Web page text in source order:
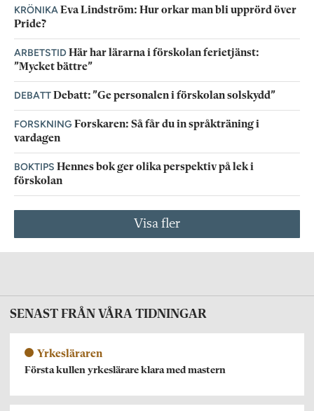
KRÖNIKA Eva Lindström: Hur orkar man bli upprörd över
Pride?
ARBETSTIDHär har lärarna i förskolan ferietjänst:
”Mycket bättre”
DEBATTDebatt: ”Ge personalen i förskolan solskydd”
FORSKNING Forskaren: Så får du in språkträning i
vardagen
BOKTIPS Hennes bok ger olika perspektiv på lek i
förskolan
Visa fler
SENAST FRÅN VÅRA TIDNINGAR
Yrkesläraren
Första kullen yrkeslärare klara med mastern